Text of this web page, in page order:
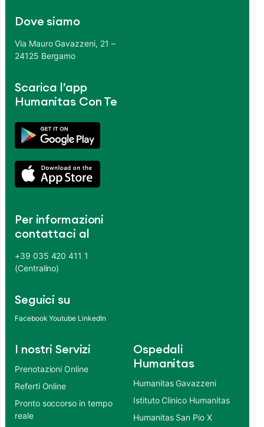
Dove siamo
Via Mauro Gavazzeni, 21 –
24125 Bergamo
Scarica l’app
Humanitas Con Te
Per informazioni
contattaci al
+39 035 420 411 1
(Centralino)
Seguici su
Facebook Youtube LinkedIn
I nostri Servizi
Prenotazioni Online
Referti Online
Pronto soccorso in tempo
reale
Ospedali
Humanitas
Humanitas Gavazzeni
Istituto Clinico Humanitas
Humanitas San Pio X